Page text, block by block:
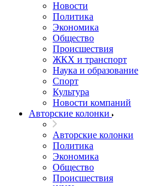
Новости
Политика
Экономика
Общество
Происшествия
ЖКХ и транспорт
Наука и образование
Спорт
Культура
Новости компаний
Авторские колонки
Авторские колонки
Политика
Экономика
Общество
Происшествия